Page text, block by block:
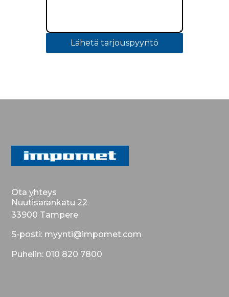
Lähetä tarjouspyyntö
Ota yhteys
Nuutisarankatu 22
33900 Tampere
S-posti: myynti@impomet.com
Puhelin: 010 820 7800